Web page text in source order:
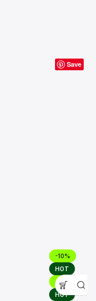
Save
-10%
HOT
-10%
HOT